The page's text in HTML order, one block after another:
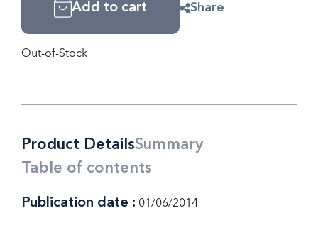
Add to cart Share
Out-of-Stock
Product DetailsSummary
Table of contents
Publication date : 01/06/2014